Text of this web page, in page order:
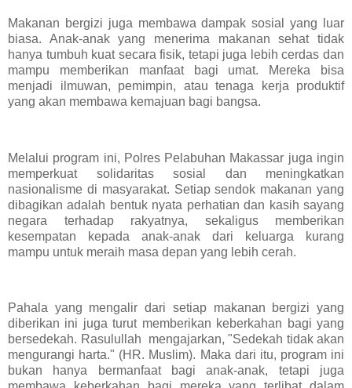
Makanan bergizi juga membawa dampak sosial yang luar
biasa. Anak-anak yang menerima makanan sehat tidak
hanya tumbuh kuat secara fisik, tetapi juga lebih cerdas dan
mampu memberikan manfaat bagi umat. Mereka bisa
menjadi ilmuwan, pemimpin, atau tenaga kerja produktif
yang akan membawa kemajuan bagi bangsa.
Melalui program ini, Polres Pelabuhan Makassar juga ingin
memperkuat solidaritas sosial dan meningkatkan
nasionalisme di masyarakat. Setiap sendok makanan yang
dibagikan adalah bentuk nyata perhatian dan kasih sayang
negara terhadap rakyatnya, sekaligus memberikan
kesempatan kepada anak-anak dari keluarga kurang
mampu untuk meraih masa depan yang lebih cerah.
Pahala yang mengalir dari setiap makanan bergizi yang
diberikan ini juga turut memberikan keberkahan bagi yang
bersedekah. Rasulullah mengajarkan, "Sedekah tidak akan
mengurangi harta." (HR. Muslim). Maka dari itu, program ini
bukan hanya bermanfaat bagi anak-anak, tetapi juga